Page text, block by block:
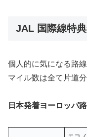
JAL 国際線特
個人的に気になる路
マイル数は全て片道
日本発着ヨーロッパ